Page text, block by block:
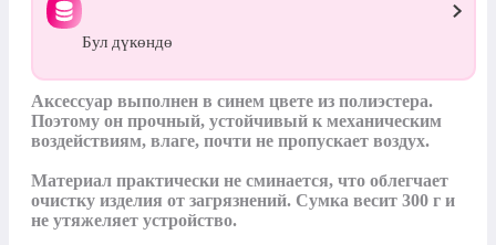
Бул дүкөндө
Аксессуар выполнен в синем цвете из полиэстера.
Поэтому он прочный, устойчивый к механическим
воздействиям, влаге, почти не пропускает воздух.
Материал практически не сминается, что облегчает
очистку изделия от загрязнений. Сумка весит 300 г и
не утяжеляет устройство.